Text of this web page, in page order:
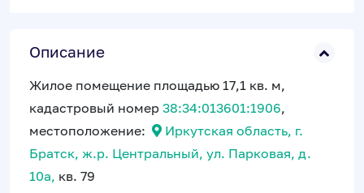
Описание
Жилое помещение площадью 17,1 кв. м,
кадастровый номер 38:34:013601:1906,
местоположение:
Иркутская область, г.
Братск, ж.р. Центральный, ул. Парковая, д.
10а, кв. 79